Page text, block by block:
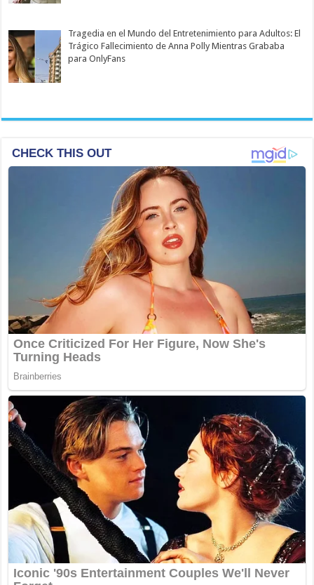
Tragedia en el Mundo del Entretenimiento para Adultos: El
Trágico Fallecimiento de Anna Polly Mientras Grababa
para OnlyFans